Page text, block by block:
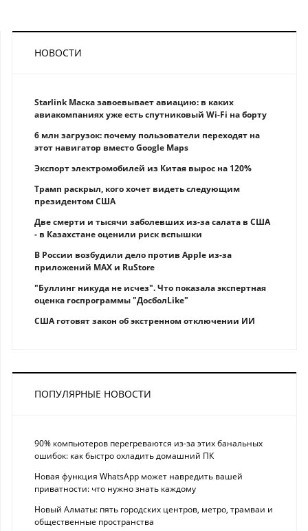
НОВОСТИ
Starlink Маска завоевывает авиацию: в каких
авиакомпаниях уже есть спутниковый Wi-Fi на борту
6 млн загрузок: почему пользователи переходят на
этот навигатор вместо Google Maps
Экспорт электромобилей из Китая вырос на 120%
Трамп раскрыл, кого хочет видеть следующим
президентом США
Две смерти и тысячи заболевших из-за салата в США
- в Казахстане оценили риск вспышки
В России возбудили дело против Apple из-за
приложений MAX и RuStore
"Буллинг никуда не исчез". Что показала экспертная
оценка госпрограммы "ДосболLike"
США готовят закон об экстренном отключении ИИ
ПОПУЛЯРНЫЕ НОВОСТИ
90% компьютеров перегреваются из-за этих банальных
ошибок: как быстро охладить домашний ПК
Новая функция WhatsApp может навредить вашей
приватности: что нужно знать каждому
Новый Алматы: пять городских центров, метро, трамваи и
общественные пространства